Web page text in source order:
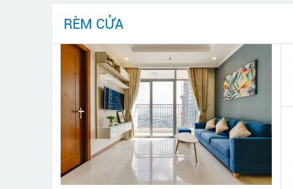
RÈM CỬA